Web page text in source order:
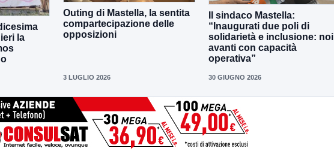
la
Outing di Mastella, la sentita
compartecipazione delle
opposizioni
3 LUGLIO 2026
Il sindaco Mastella:
“Inaugurati due poli di
solidarietà e inclusione: noi
avanti con capacità
operativa”
30 GIUGNO 2026